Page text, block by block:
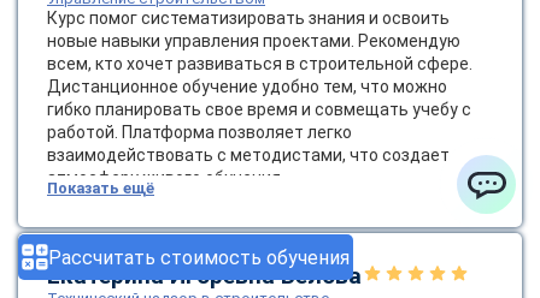
Рассчитать стоимость обучения
Курс помог систематизировать знания и освоить
новые навыки управления проектами. Рекомендую
всем, кто хочет развиваться в строительной сфере.
Дистанционное обучение удобно тем, что можно
гибко планировать свое время и совмещать учебу с
работой. Платформа позволяет легко
взаимодействовать с методистами, что создает
атмосферу живого обучения
Показать ещё
Екатерина Игоревна Белова